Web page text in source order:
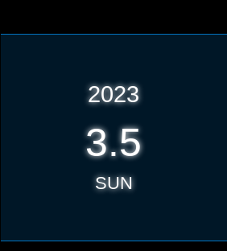
2023
3.5
SUN